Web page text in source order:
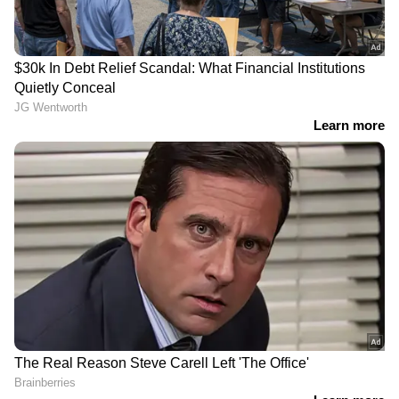
ഉപയോഗിക്കുന്ന 360 കിലോഗ്രാം അമോണിയം
നൈട്രേറ്റ്, ഒരു അസോൾട്ട് റൈഫിൾ, വൻ
ആയുധ ശേഖരം എന്നിവയാണ് പിടിച്ചെടുത്തത്.
DOWNLOAD APP
ഇന്ത്യയിലെയും ലോകമെമ്പാടുമുള്ള എല്ലാ
India Newsഅറിയാൻ എപ്പോഴും ഏഷ്യാനെറ്റ്
ന്യൂസ് വാർത്തകൾ.Malayalam News
തത്സമയ അപ്‌ഡേറ്റുകളും ആഴത്തിലുള്ള
വിശകലനവും സമഗ്രമായ റിപ്പോർട്ടിംഗും —
എല്ലാം ഒരൊറ്റ സ്ഥലത്ത്. ഏത് സമയത്തും,
എവിടെയും വിശ്വസനീയമായ വാർത്തകൾ
ലഭിക്കാൻ
Asianet News Malayalam